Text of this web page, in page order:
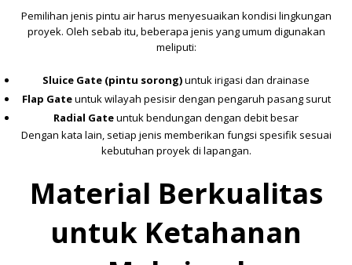
Pemilihan jenis pintu air harus menyesuaikan kondisi lingkungan
proyek. Oleh sebab itu, beberapa jenis yang umum digunakan
meliputi:
Sluice Gate (pintu sorong)untuk irigasi dan drainase
Flap Gateuntuk wilayah pesisir dengan pengaruh pasang surut
Radial Gateuntuk bendungan dengan debit besar
Dengan kata lain, setiap jenis memberikan fungsi spesifik sesuai
kebutuhan proyek di lapangan.
Material Berkualitas
untuk Ketahanan